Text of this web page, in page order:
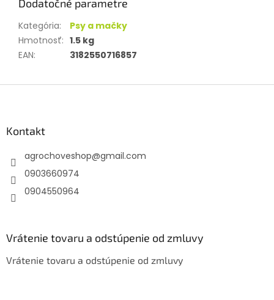
Dodatočné parametre
Kategória:
Psy a mačky
Hmotnosť: 1.5 kg
EAN: 3182550716857
Kontakt
agrochoveshop@gmail.com
0903660974
0904550964
Vrátenie tovaru a odstúpenie od zmluvy
Vrátenie tovaru a odstúpenie od zmluvy